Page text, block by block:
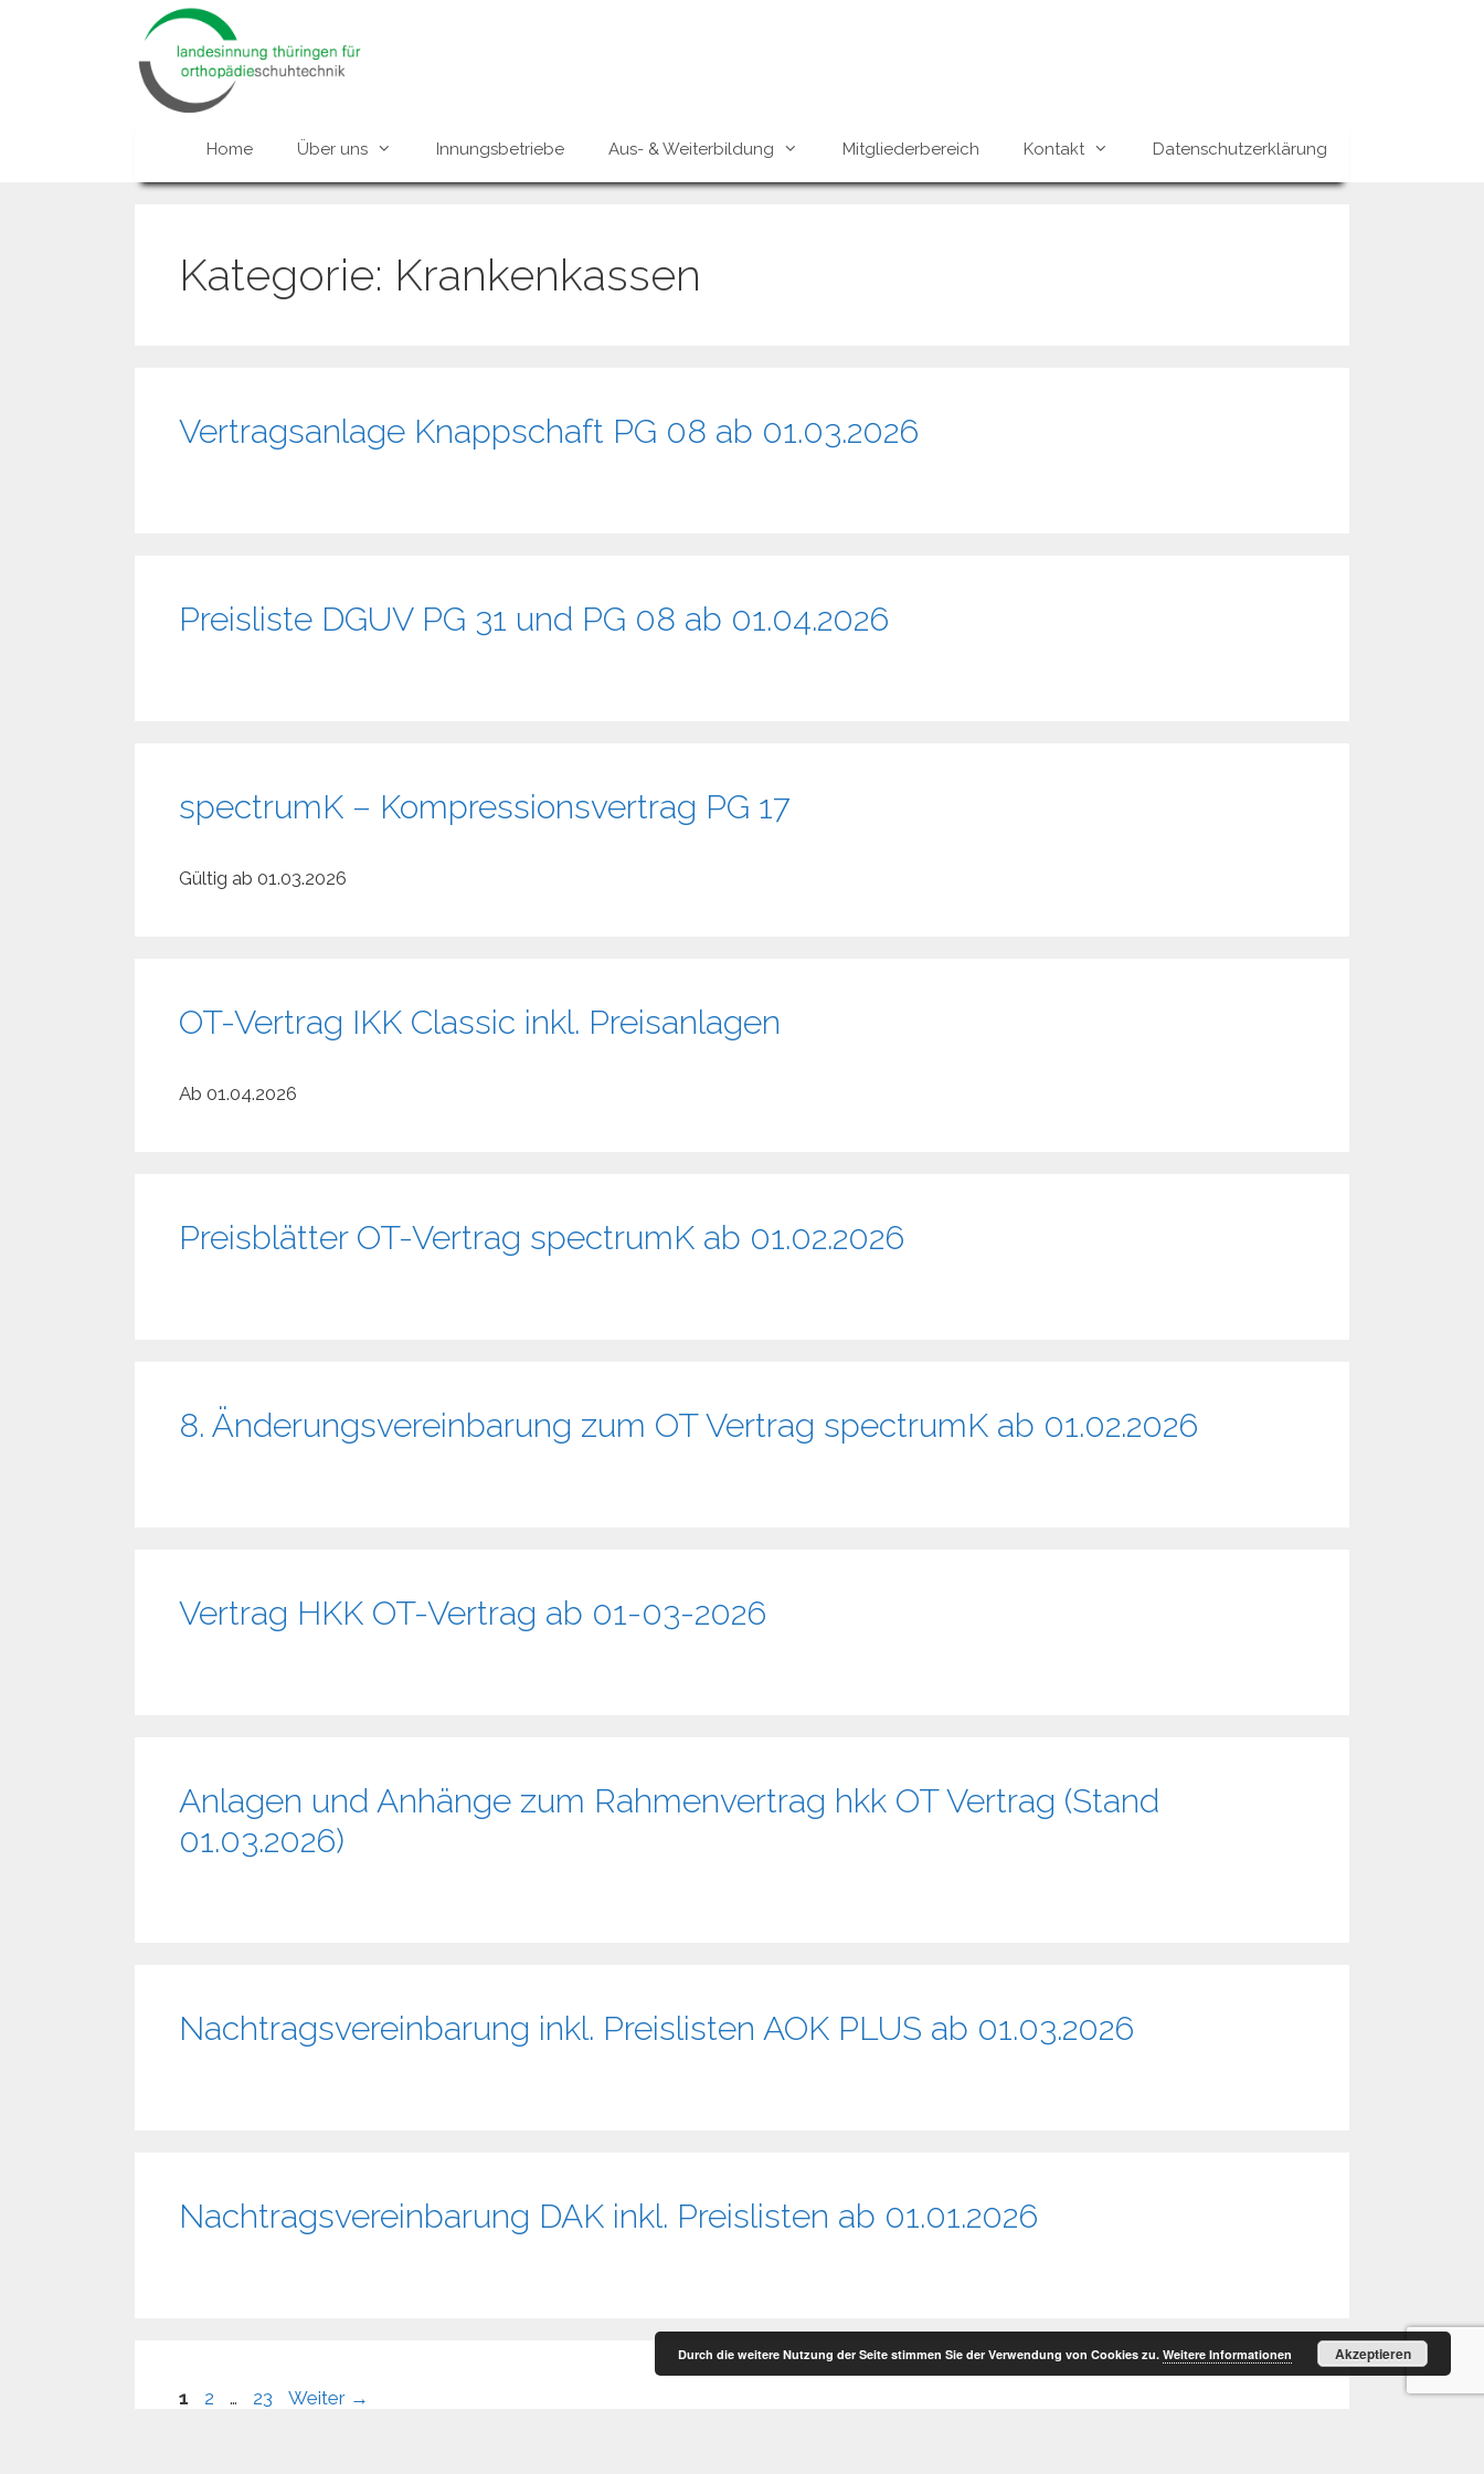
Home Über uns Innungsbetriebe Aus- & Weiterbildung Mitgliederbereich Kontakt Datenschutzerklärung
Kategorie: Krankenkassen
Vertragsanlage Knappschaft PG 08 ab 01.03.2026
Preisliste DGUV PG 31 und PG 08 ab 01.04.2026
spectrumK – Kompressionsvertrag PG 17
Gültig ab 01.03.2026
OT-Vertrag IKK Classic inkl. Preisanlagen
Ab 01.04.2026
Preisblätter OT-Vertrag spectrumK ab 01.02.2026
8. Änderungsvereinbarung zum OT Vertrag spectrumK ab 01.02.2026
Vertrag HKK OT-Vertrag ab 01-03-2026
Anlagen und Anhänge zum Rahmenvertrag hkk OT Vertrag (Stand
01.03.2026)
Nachtragsvereinbarung inkl. Preislisten AOK PLUS ab 01.03.2026
Nachtragsvereinbarung DAK inkl. Preislisten ab 01.01.2026
Seite
1 Seite
2 … Seite
23 Weiter →
Durch die weitere Nutzung der Seite stimmen Sie der Verwendung von Cookies zu. Weitere Informationen Akzeptieren